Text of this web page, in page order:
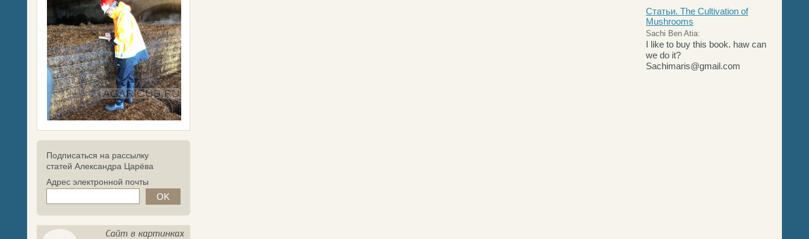
Подписаться на рассылку
статей Александра Царёва
Адрес электронной почты
Статьи. The Cultivation of
Mushrooms
Sachi Ben Atia:
I like to buy this book. haw can
we do it?
Sachimaris@gmail.com